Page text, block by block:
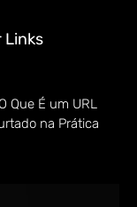
Links
Que É um URL
na Prática